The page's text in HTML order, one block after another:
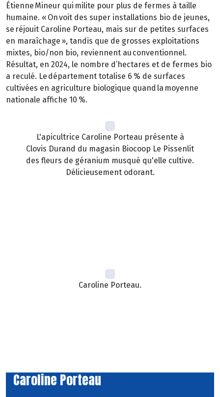
Étienne Mineur qui milite pour plus de fermes à taille
humaine. « On voit des super installations bio de jeunes,
se réjouit Caroline Porteau, mais sur de petites surfaces
en maraîchage », tandis que de grosses exploitations
mixtes, bio/non bio, reviennent au conventionnel.
Résultat, en 2024, le nombre d’hectares et de fermes bio
a reculé. Le département totalise 6 % de surfaces
cultivées en agriculture biologique quand la moyenne
nationale affiche 10 %.
L'apicultrice Caroline Porteau présente à
Clovis Durand du magasin Biocoop Le Pissenlit
des fleurs de géranium musqué qu'elle cultive.
Délicieusement odorant.
Caroline Porteau.
Caroline Porteau